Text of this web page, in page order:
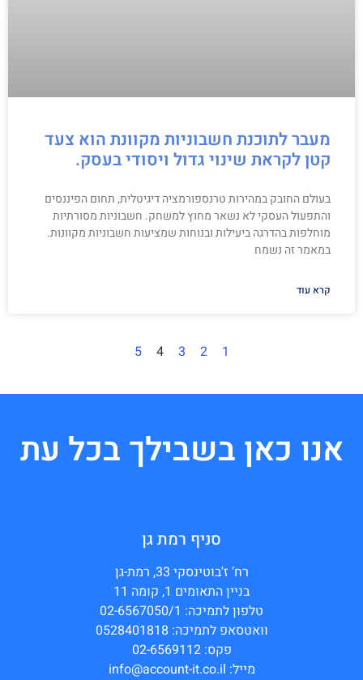
מעבר לתוכנת חשבוניות מקוונת הוא צעד
קטן לקראת שינוי גדול ויסודי בעסק.
בעולם החובק במהירות טרנספורמציה דיגיטלית, תחום הפיננסים
והתפעול העסקי לא נשאר מחוץ למשחק. חשבוניות מסורתיות
מוחלפות בהדרגה ביעילות ובנוחות שמציעות חשבוניות מקוונות.
במאמר זה נשמח
קרא עוד
1
2
3
4
5
אנו כאן בשבילך בכל עת
סניף רמת גן
רח’ ז'בוטינסקי 33, רמת-גן
בניין התאומים 1, קומה 11
טלפון לתמיכה: 02-6567050/1
וואטסאפ לתמיכה: 0528401818
פקס: 02-6569112
מייל: info@account-it.co.il